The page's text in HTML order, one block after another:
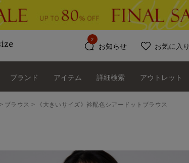
お知らせ
2
お気に入り
ブランド アイテム 詳細検索 アウトレット
ブラウス 《大きいサイズ》衿配色シアードットブラウス